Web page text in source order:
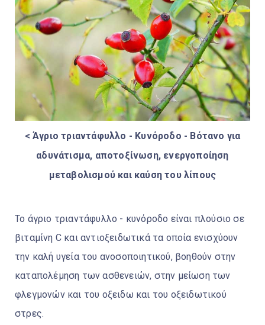
< Άγριο τριαντάφυλλο - Κυνόροδο - Βότανο για
αδυνάτισμα, αποτοξίνωση, ενεργοποίηση
μεταβολισμού και καύση του λίπους
Το άγριο τριαντάφυλλο - κυνόροδο είναι πλούσιο σε
βιταμίνη C και αντιοξειδωτικά τα οποία ενισχύουν
την καλή υγεία του ανοσοποιητικού, βοηθούν στην
καταπολέμηση των ασθενειών, στην μείωση των
φλεγμονών και του οξειδω και του οξειδωτικού
στρες.